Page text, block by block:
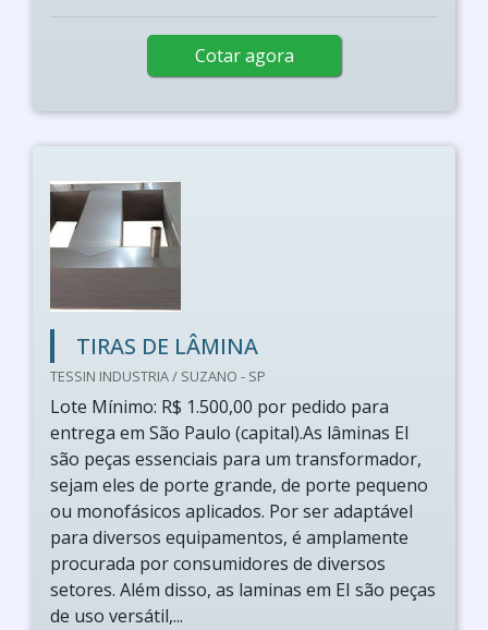
Cotar agora
TIRAS DE LÂMINA
TESSIN INDUSTRIA / SUZANO - SP
Lote Mínimo: R$ 1.500,00 por pedido para
entrega em São Paulo (capital).As lâminas EI
são peças essenciais para um transformador,
sejam eles de porte grande, de porte pequeno
ou monofásicos aplicados. Por ser adaptável
para diversos equipamentos, é amplamente
procurada por consumidores de diversos
setores. Além disso, as laminas em EI são peças
de uso versátil,...